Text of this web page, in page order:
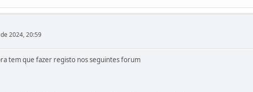
2024, 20:59
tem que fazer registo nos seguintes forum